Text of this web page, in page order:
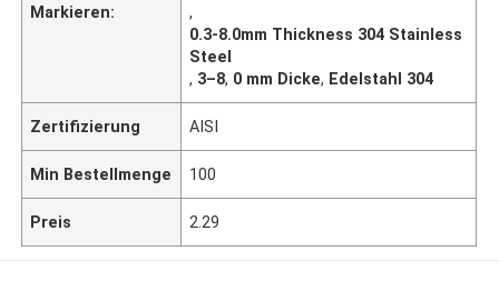
Markieren:
,
0.3-8.0mm Thickness 304 Stainless
Steel
, 3–8, 0 mm Dicke, Edelstahl 304
Zertifizierung AISI
Min Bestellmenge 100
Preis 2.29